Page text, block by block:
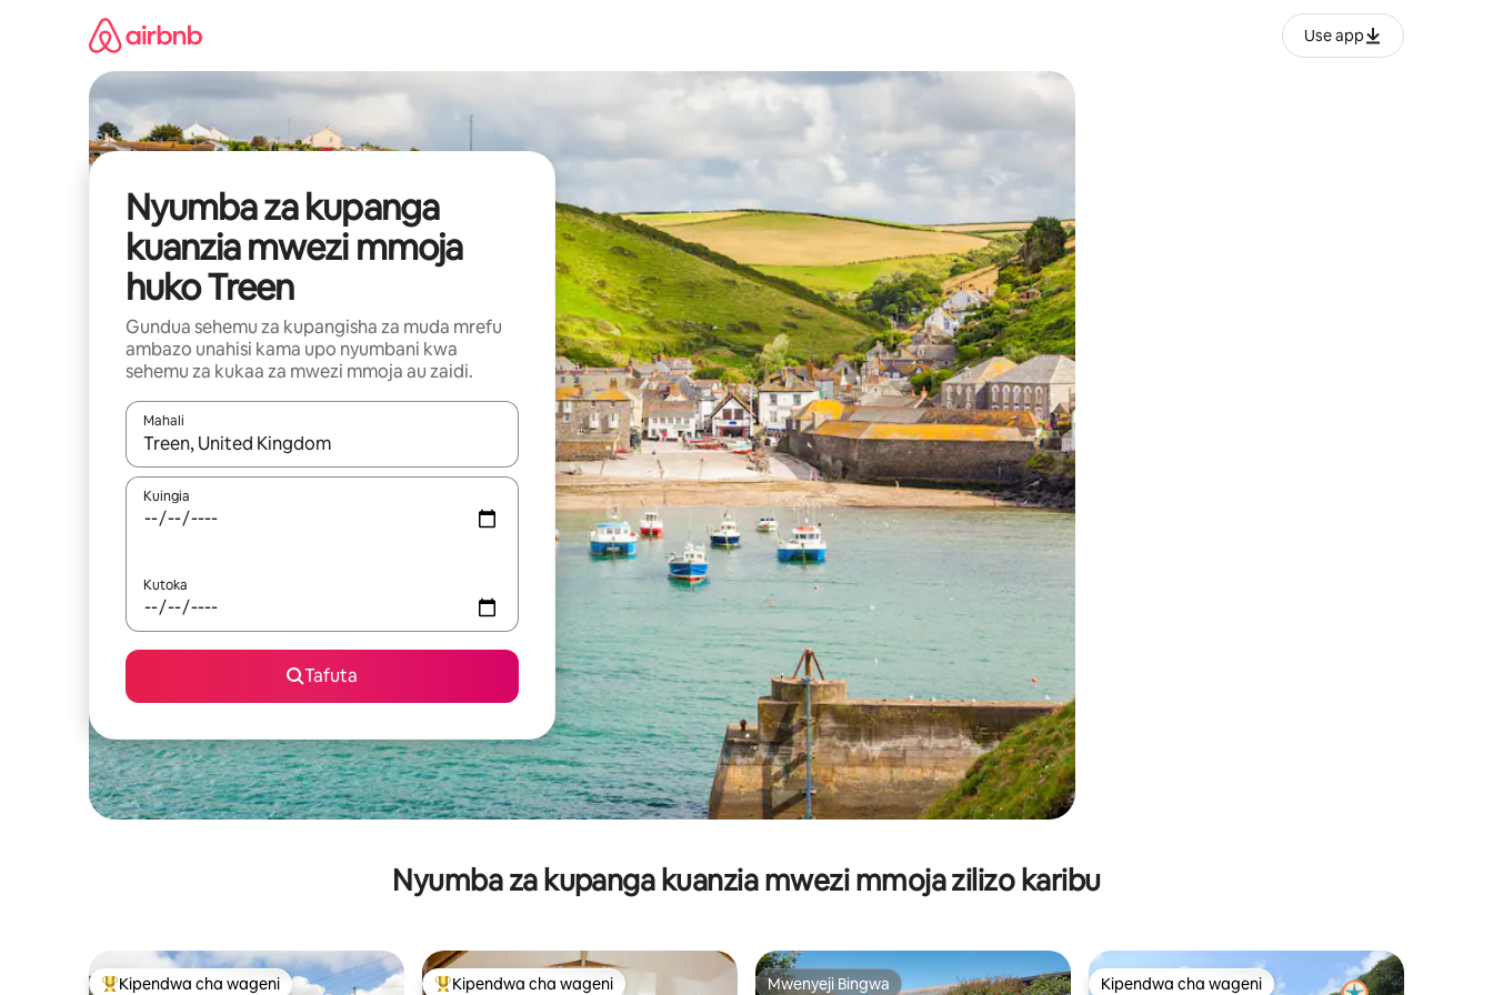
Use app
Nyumba za kupanga
kuanzia mwezi mmoja
huko Treen
Gundua sehemu za kupangisha za muda mrefu
ambazo unahisi kama upo nyumbani kwa
sehemu za kukaa za mwezi mmoja au zaidi.
Mahali
Wakati matokeo yanapatikana, vinjari kwa kutumia vitufe vya vishale vya juu na chini au uchunguze kwa kugusa au kutelezesha kidole kwenye ishara.
Kuingia
Kutoka
Tafuta
Nyumba za kupanga kuanzia mwezi mmoja zilizo karibu
Kipendwa cha wageni Kipendwa cha wageni Mwenyeji Bingwa Kipendwa cha wageni